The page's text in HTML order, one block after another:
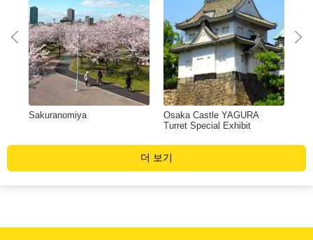
Sakuranomiya
Osaka Castle YAGURA
Turret Special Exhibit
더 보기